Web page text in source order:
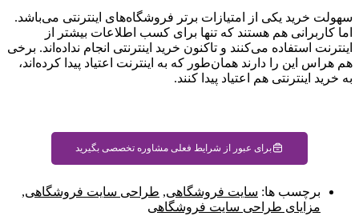
سهولت خرید یکی از امتیازات برتر فروشگاه‌های اینترنتی می‌باشد.
اما کاربرانی هم هستند که تنها برای کسب اطلاعات بیشتر از
اینترنت استفاده می‌کنند و تاکنون خرید اینترنتی انجام نداده‌اند. برخی
هم هراس این را دارند همان‌طور که به اینترنت اعتیاد پیدا کرده‌اند،
به خرید اینترنتی هم اعتیاد پیدا کنند.
برای عبور از شرایط فعلی مشاوره تخصصی بگیرید
برچسب ها: سایت فروشگاهی, طراحی سایت فروشگاهی,
مزایای طراحی سایت فروشگاهی